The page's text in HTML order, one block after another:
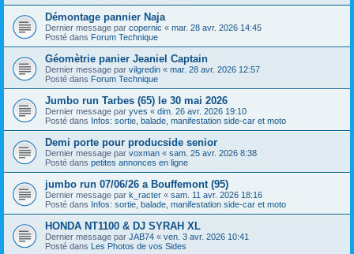
Démontage pannier Naja
Dernier message par copernic « mar. 28 avr. 2026 14:45
Posté dans Forum Technique
Géomètrie panier Jeaniel Captain
Dernier message par vilgredin « mar. 28 avr. 2026 12:57
Posté dans Forum Technique
Jumbo run Tarbes (65) le 30 mai 2026
Dernier message par yves « dim. 26 avr. 2026 19:10
Posté dans Infos: sortie, balade, manifestation side-car et moto
Demi porte pour producside senior
Dernier message par voxman « sam. 25 avr. 2026 8:38
Posté dans petites annonces en ligne
jumbo run 07/06/26 a Bouffemont (95)
Dernier message par k_racter « sam. 11 avr. 2026 18:16
Posté dans Infos: sortie, balade, manifestation side-car et moto
HONDA NT1100 & DJ SYRAH XL
Dernier message par JAB74 « ven. 3 avr. 2026 10:41
Posté dans Les Photos de vos Sides